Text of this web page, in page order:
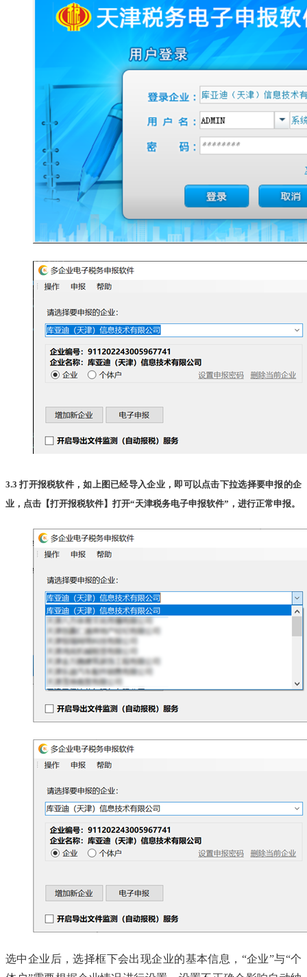
3.3 打开报税软件，如上图已经导入企业，即可以点击下拉选择要申报的企
业，点击【打开报税软件】打开“天津税务电子申报软件”，进行正常申报。
选中企业后，选择框下会出现企业的基本信息，“企业”与“个